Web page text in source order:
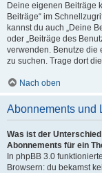
Deine eigenen Beiträge
Beiträge“ im
kannst du auch „Deine
oder „Beiträge des
verwenden. Benutze die
zu suchen. Trage dort
Nach oben
Abonnements und
Was ist der
Abonnements für ein
In phpBB 3.0
Browsern: du bekamst